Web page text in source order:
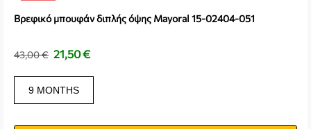
Βρεφικό μπουφάν διπλής όψης Mayoral 15-02404-051
43,00€ 21,50€
9 MONTHS